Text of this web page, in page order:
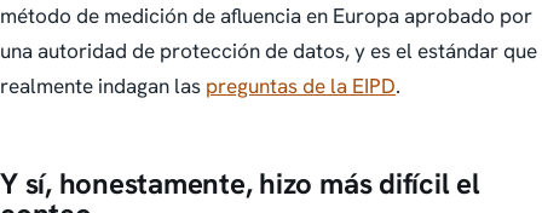
método de medición de afluencia en Europa aprobado por
una autoridad de protección de datos, y es el estándar que
realmente indagan las preguntas de la EIPD.
Y sí, honestamente, hizo más difícil el